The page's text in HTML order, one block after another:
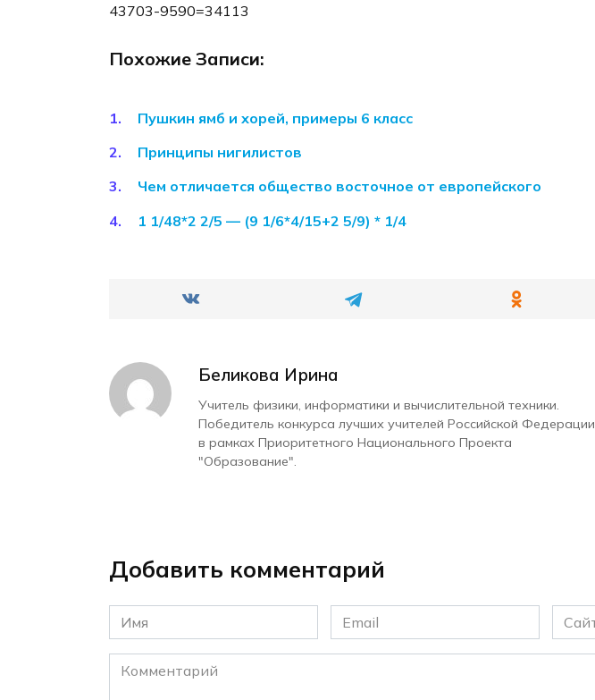
43703-9590=34113
Похожие Записи:
Пушкин ямб и хорей, примеры 6 класс
Принципы нигилистов
Чем отличается общество восточное от европейского
1 1/48*2 2/5 — (9 1/6*4/15+2 5/9) * 1/4
Беликова Ирина
Учитель физики, информатики и вычислительной техники.
Победитель конкурса лучших учителей Российской Федерации
в рамках Приоритетного Национального Проекта
"Образование".
Добавить комментарий
Имя
*
Email
*
Сайт
Комментарий